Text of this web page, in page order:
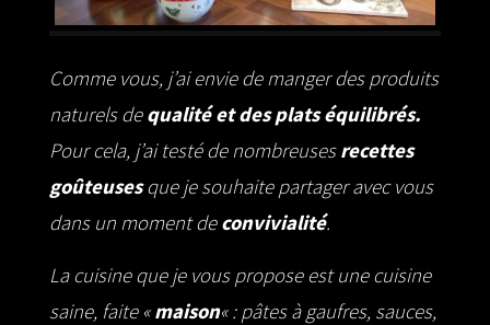
Comme vous, j’ai envie de manger des produits
naturels dequalité et des plats équilibrés.
Pour cela, j’ai testé de nombreusesrecettes
goûteusesque je souhaite partager avec vous
dans un moment deconvivialité.
La cuisine que je vous propose est une cuisine
saine, faite «maison« : pâtes à gaufres, sauces,